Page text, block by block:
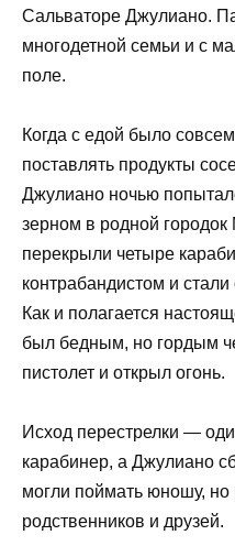
Сальваторе Джулиано.
многодетной семьи и с
поле.
Когда с едой было
поставлять продукты
Джулиано ночью
зерном в родной
перекрыли четыре
контрабандистом и
Как и полагается
был бедным, но гордым
пистолет и открыл огонь.
Исход перестрелки —
карабинер, а Джулиано
могли поймать юношу, но
родственников и друзей.